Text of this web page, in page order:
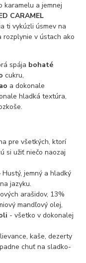
karamelu a jemnej
CARAMEL
ti vykúzli úsmev na
rozplynie v ústach ako
spája bohaté
cukru,
a dokonale
hladká textúra,
pre všetkých, ktorí
si užiť niečo naozaj
Hustý, jemný a hladký
jazyku.
arašidov, 13%
mandľový olej,
- všetko v dokonalej
kaše, dezerty
chuť na sladko-